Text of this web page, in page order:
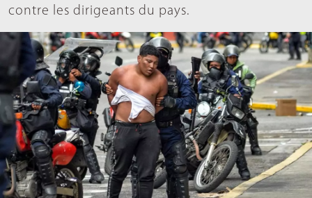
contre les dirigeants du pays.